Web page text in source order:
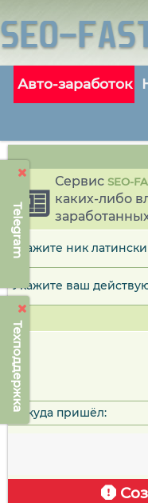
Telegram
Техподдержка
Авто-заработок
Сервис SEO-
каких-либо
Укажите ник
Укажите ваш
Откуда пришёл: